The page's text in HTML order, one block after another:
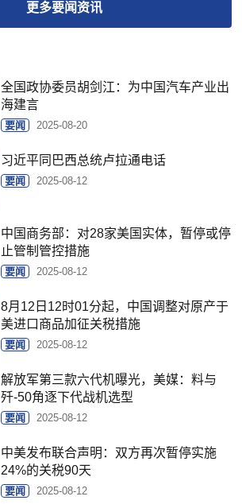
更多要闻资讯
全国政协委员胡剑江：为中国汽车产业出
海建言
要闻 2025-08-20
习近平同巴西总统卢拉通电话
要闻 2025-08-12
中国商务部：对28家美国实体，暂停或停
止管制管控措施
要闻 2025-08-12
8月12日12时01分起，中国调整对原产于
美进口商品加征关税措施
要闻 2025-08-12
解放军第三款六代机曝光，美媒：料与
歼-50角逐下代战机选型
要闻 2025-08-12
中美发布联合声明：双方再次暂停实施
24%的关税90天
要闻 2025-08-12